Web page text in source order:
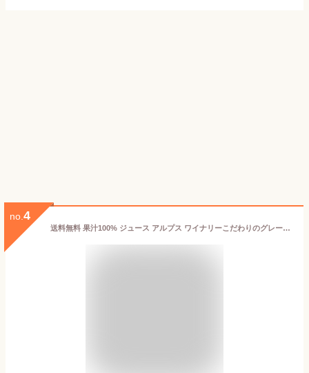
no. 4
送料無料 果汁100% ジュース アルプス ワイナリーこだわりのグレープジュース 1L×6本(1ケース) 赤 飲料 ぶどうジュース ノンアル ノンアルコール 長野県 日本【送料無料※一部地域は除く】